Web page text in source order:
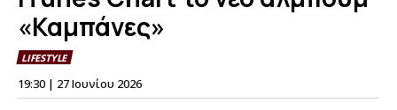
«Καμπάνες»
LIFESTYLE
19:30 | 27 Ιουνίου 2026